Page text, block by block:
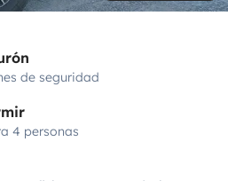
de seguridad
4 personas